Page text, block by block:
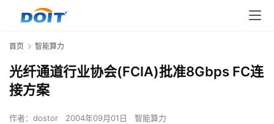
首页 智能算力
光纤通道行业协会(FCIA)批准8Gbps FC连
接方案
作者： dostor 2004年09月01日 智能算力